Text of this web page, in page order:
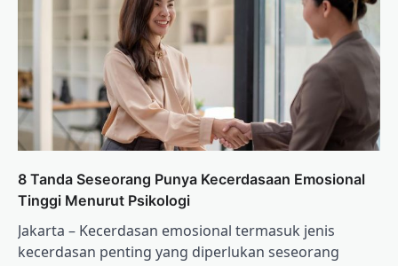
8 Tanda Seseorang Punya Kecerdasaan Emosional
Tinggi Menurut Psikologi
Jakarta – Kecerdasan emosional termasuk jenis
kecerdasan penting yang diperlukan seseorang